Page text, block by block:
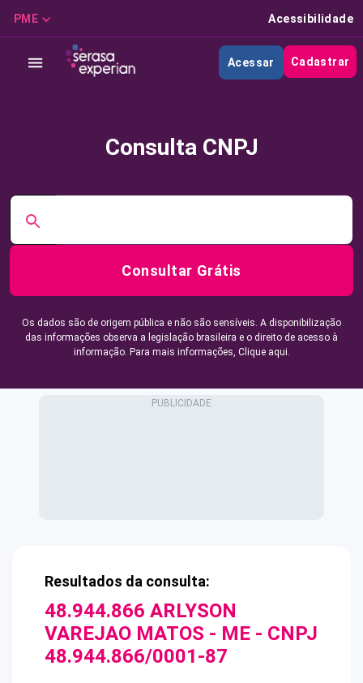
PME Acessibilidade
Acessar Cadastrar
Consulta CNPJ
Consultar Grátis
Os dados são de origem pública e não são sensíveis. A disponibilização
das informações observa a legislação brasileira e o direito de acesso à
informação. Para mais informações, Clique aqui.
Resultados da consulta:
48.944.866 ARLYSON
VAREJAO MATOS - ME - CNPJ
48.944.866/0001-87